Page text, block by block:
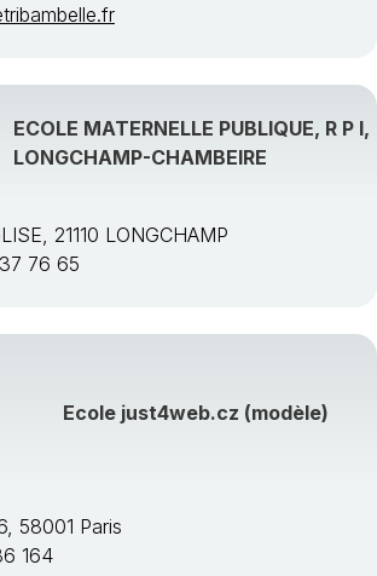
ECOLE MATERNELLE PUBLIQUE, R P I,
LONGCHAMP-CHAMBEIRE
21110 LONGCHAMP
76 65
Ecole just4web.cz (modèle)
58001 Paris
164